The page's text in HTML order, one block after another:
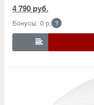
4 790 руб.
Бонусы: 0 р. ?
